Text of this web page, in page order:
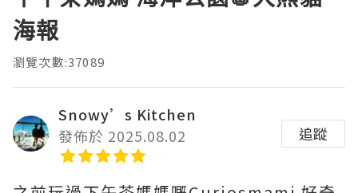
海報
瀏覽次數:37089
Snowy’s Kitchen
發佈於 2025.08.02
追蹤